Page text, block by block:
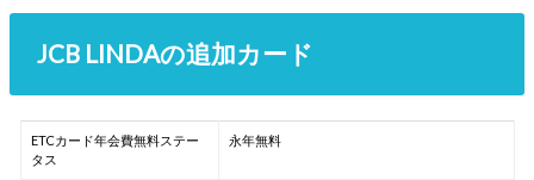
JCB LINDAの追加カード
ETCカード年会費無料ステー
タス
永年無料